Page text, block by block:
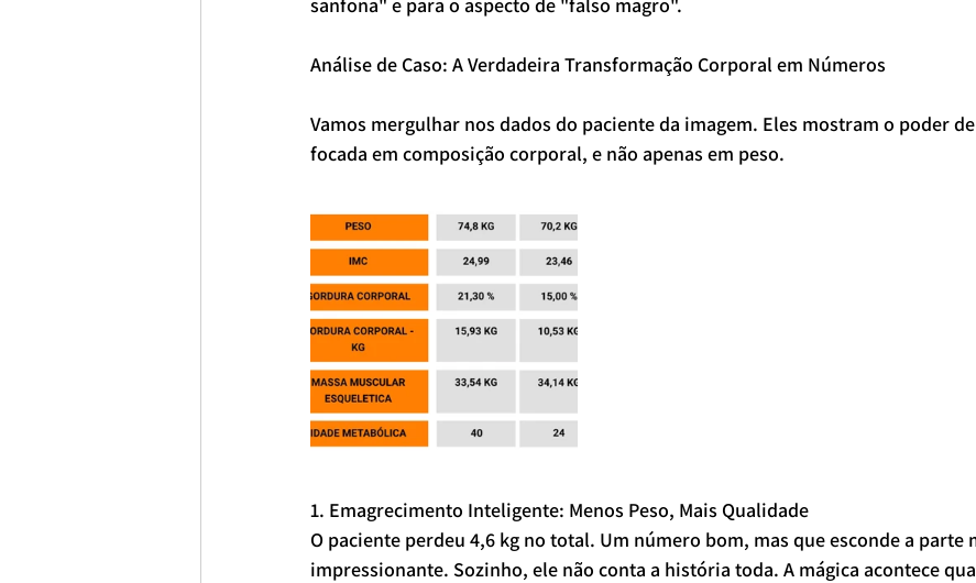
Análise de Caso: A Verdadeira Transformação Corporal em Números
Vamos mergulhar nos dados do paciente da imagem. Eles mostram o poder
focada em composição corporal, e não apenas em peso.
1. Emagrecimento Inteligente: Menos Peso, Mais Qualidade
O paciente perdeu 4,6 kg no total. Um número bom, mas que esconde a parte
impressionante. Sozinho, ele não conta a história toda. A mágica acontece